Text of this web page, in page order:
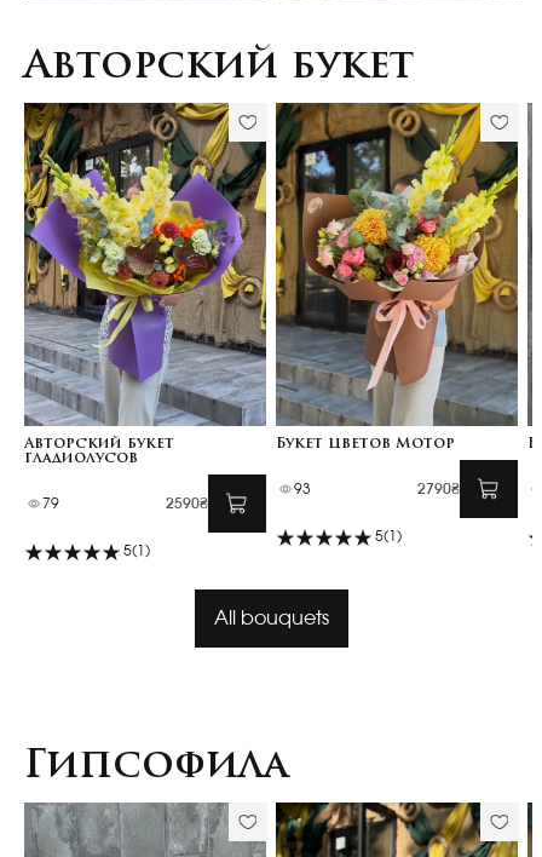
Авторский букет
Авторский букет
гладиолусов
79 2590₴
5(1)
Букет цветов Мотор
93 2790₴
5(1)
All bouquets
Гипсофила